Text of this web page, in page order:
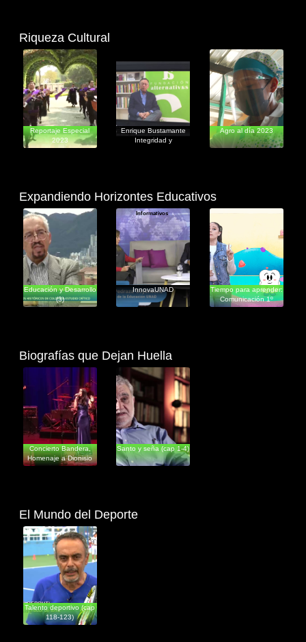
Riqueza Cultural
Educativos
Reportaje Especial
2023
Enrique Bustamante
Integridad y
Entretenimiento
Agro al día 2023
Expandiendo Horizontes Educativos
Informativos
Educación y Desarrollo
(3)
Informativos
InnovaUNAD
Educativos
Tiempo para aprender:
Comunicación 1º
primaria
Biografías que Dejan Huella
Documentales
Concierto Bandera,
Homenaje a Dionisio
Cabal
Documentales
Santo y seña (cap 1-4)
El Mundo del Deporte
Documentales
Talento deportivo (cap
118-123)